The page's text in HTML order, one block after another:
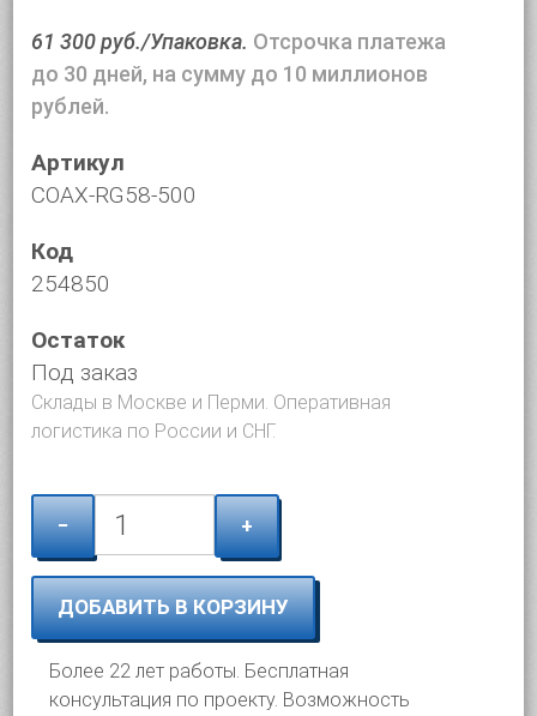
61 300 руб./Упаковка. Отсрочка платежа
до 30 дней, на сумму до 10 миллионов
рублей.
Артикул
COAX-RG58-500
Код
254850
Остаток
Под заказ
Склады в Москве и Перми. Оперативная
логистика по России и СНГ.
− +
ДОБАВИТЬ В КОРЗИНУ
Более 22 лет работы. Бесплатная
консультация по проекту. Возможность